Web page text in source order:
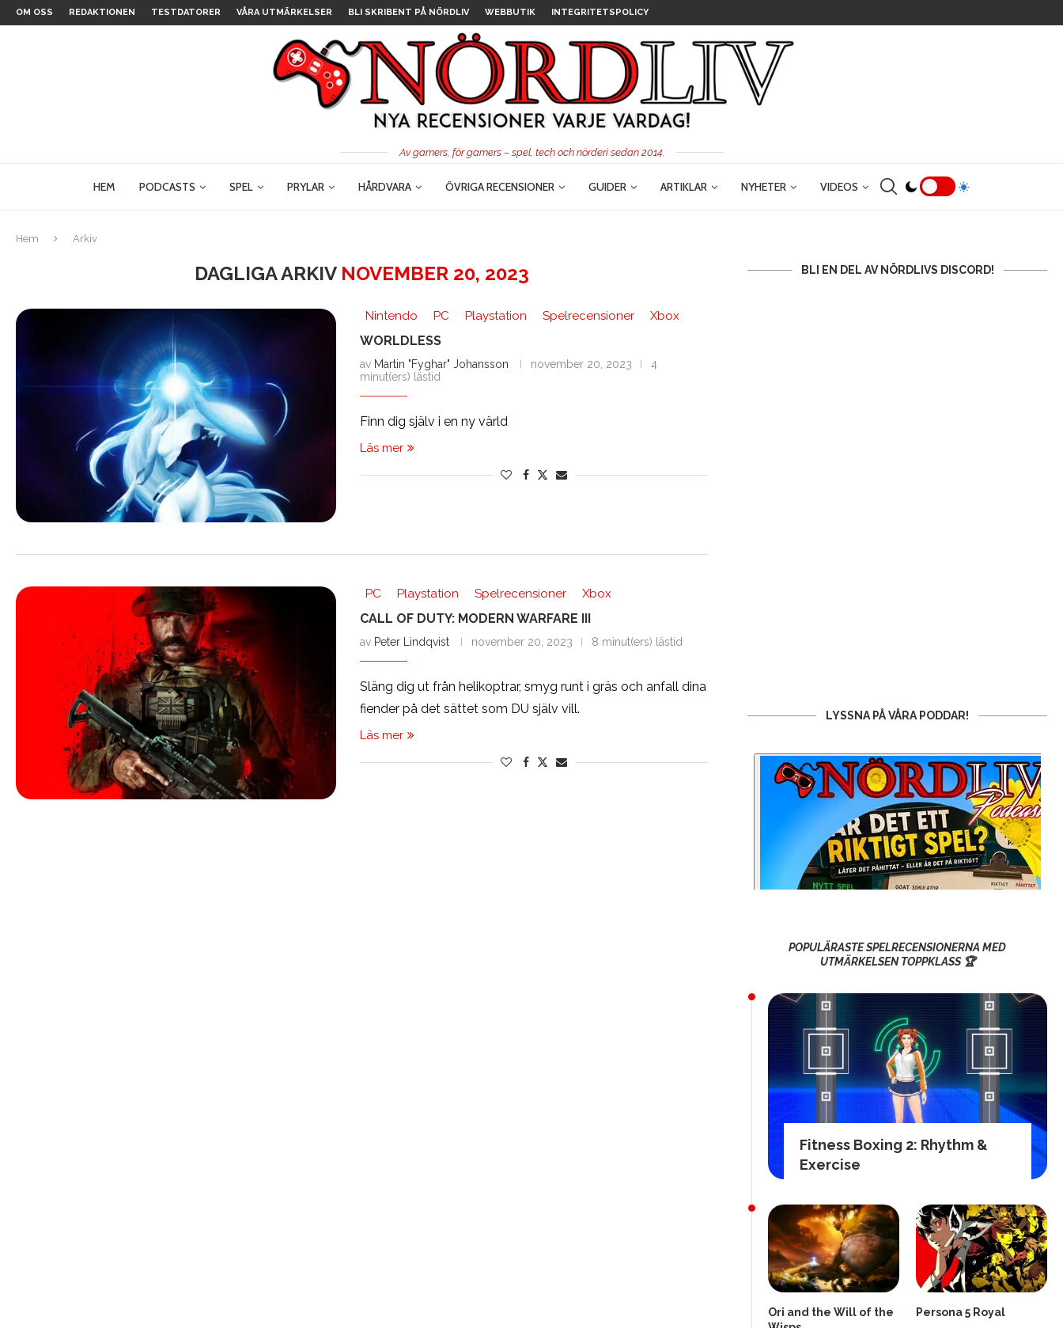
OM OSS REDAKTIONEN TESTDATORER VÅRA UTMÄRKELSER BLI SKRIBENT PÅ NÖRDLIV WEBBUTIK INTEGRITETSPOLICY
Av gamers, för gamers – spel, tech och nörderi sedan 2014.
HEM PODCASTS SPEL PRYLAR HÅRDVARA ÖVRIGA RECENSIONER GUIDER ARTIKLAR NYHETER VIDEOS
Hem Arkiv
DAGLIGA ARKIV NOVEMBER 20, 2023
Nintendo PC Playstation Spelrecensioner Xbox
WORLDLESS
av Martin "Fyghar" Johansson november 20, 2023
4
minut(ers) lästid
Finn dig själv i en ny värld
Läs mer
PC Playstation Spelrecensioner Xbox
CALL OF DUTY: MODERN WARFARE III
av Peter Lindqvist november 20, 2023 8 minut(ers) lästid
Släng dig ut från helikoptrar, smyg runt i gräs och anfall dina
fiender på det sättet som DU själv vill.
Läs mer
BLI EN DEL AV NÖRDLIVS DISCORD!
LYSSNA PÅ VÅRA PODDAR!
POPULÄRASTE SPELRECENSIONERNA MED
UTMÄRKELSEN TOPPKLASS 🏆
Fitness Boxing 2: Rhythm &
Exercise
Ori and the Will of the
Persona 5 Royal